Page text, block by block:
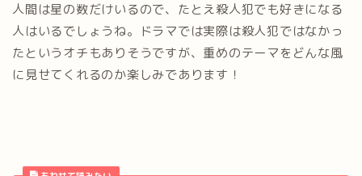
人間は星の数だけいるので、たとえ殺人犯でも好きになる
人はいるでしょうね。ドラマでは実際は殺人犯ではなかっ
たというオチもありそうですが、重めのテーマをどんな風
に見せてくれるのか楽しみであります！